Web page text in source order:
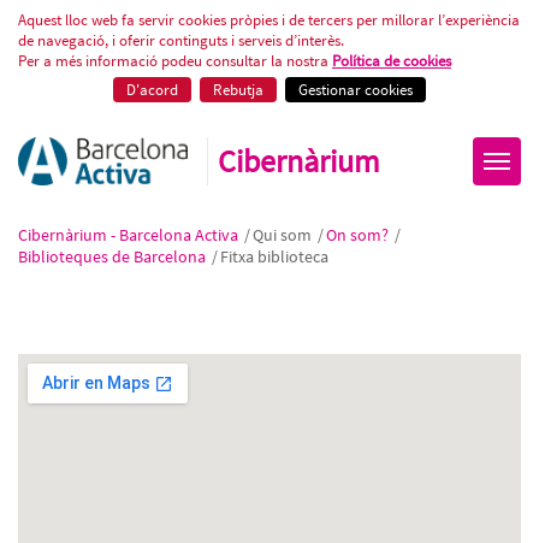
Fitxa biblioteca
Aquest lloc web fa servir cookies pròpies i de tercers per millorar l’experiència
de navegació, i oferir continguts i serveis d’interès.
Per a més informació podeu consultar la nostra Política de cookies
D'acord
Rebutja Gestionar cookies
Cibernàrium
Cibernàrium - Barcelona Activa /Qui som /On som? /
Biblioteques de Barcelona /Fitxa biblioteca